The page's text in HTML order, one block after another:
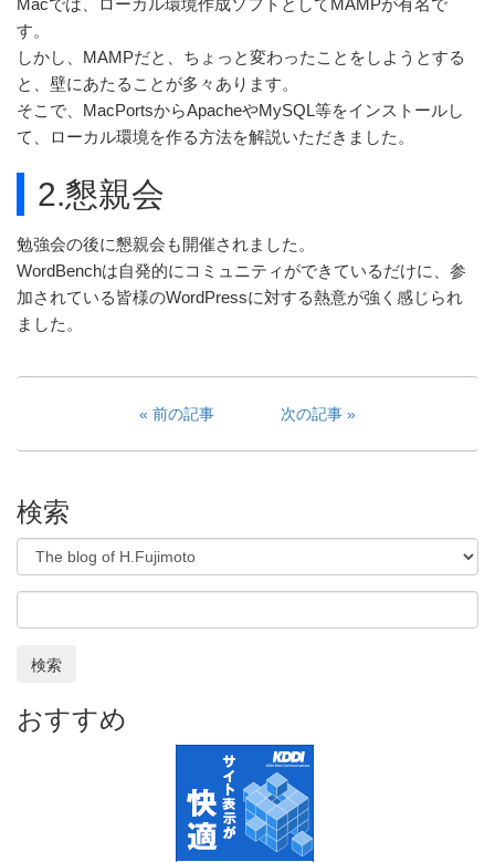
Macでは、ローカル環境作成ソフトとしてMAMPが有名で
す。
しかし、MAMPだと、ちょっと変わったことをしようとする
と、壁にあたることが多々あります。
そこで、MacPortsからApacheやMySQL等をインストールし
て、ローカル環境を作る方法を解説いただきました。
2.懇親会
勉強会の後に懇親会も開催されました。
WordBenchは自発的にコミュニティができているだけに、参
加されている皆様のWordPressに対する熱意が強く感じられ
ました。
前の記事 次の記事
検索
検索
おすすめ